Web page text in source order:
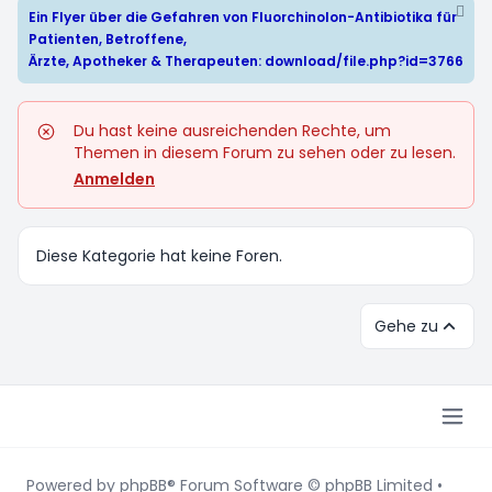
Ein Flyer über die Gefahren von Fluorchinolon-Antibiotika für
Patienten, Betroffene,
Ärzte, Apotheker & Therapeuten: download/file.php?id=3766
Du hast keine ausreichenden Rechte, um
Themen in diesem Forum zu sehen oder zu lesen.
Anmelden
Diese Kategorie hat keine Foren.
Gehe zu
Powered by phpBB® Forum Software © phpBB Limited •